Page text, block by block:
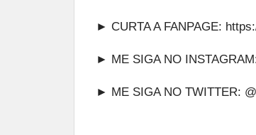
► CURTA A FANPAGE:
► ME SIGA NO
► ME SIGA NO TWITTER: